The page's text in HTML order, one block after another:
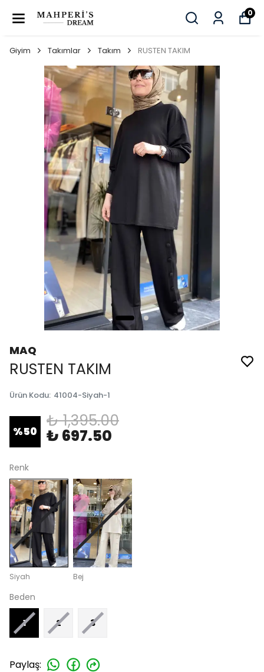
0
Giyim Takımlar Takım RUSTEN TAKIM
MAQ
RUSTEN TAKIM
Ürün Kodu: 41004-Siyah-1
%50
₺ 1,395.00
₺ 697.50
Renk
Siyah Bej
Beden
1 2 3
Paylaş: